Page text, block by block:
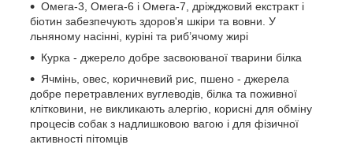
Омега-3, Омега-6 і Омега-7, дріжджовий екстракт і
біотин забезпечують здоров'я шкіри та вовни. У
льняному насінні, куріні та риб’ячому жирі
Курка - джерело добре засвоюваної тварини білка
Ячмінь, овес, коричневий рис, пшено - джерела
добре перетравлених вуглеводів, білка та поживної
клітковини, не викликають алергію, корисні для обміну
процесів собак з надлишковою вагою і для фізичної
активності пітомців